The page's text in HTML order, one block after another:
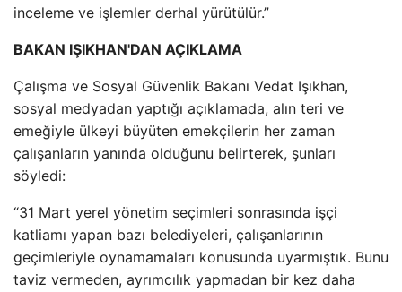
inceleme ve işlemler derhal yürütülür.”
BAKAN IŞIKHAN'DAN AÇIKLAMA
Çalışma ve Sosyal Güvenlik Bakanı Vedat Işıkhan,
sosyal medyadan yaptığı açıklamada, alın teri ve
emeğiyle ülkeyi büyüten emekçilerin her zaman
çalışanların yanında olduğunu belirterek, şunları
söyledi:
“31 Mart yerel yönetim seçimleri sonrasında işçi
katliamı yapan bazı belediyeleri, çalışanlarının
geçimleriyle oynamamaları konusunda uyarmıştık. Bunu
taviz vermeden, ayrımcılık yapmadan bir kez daha